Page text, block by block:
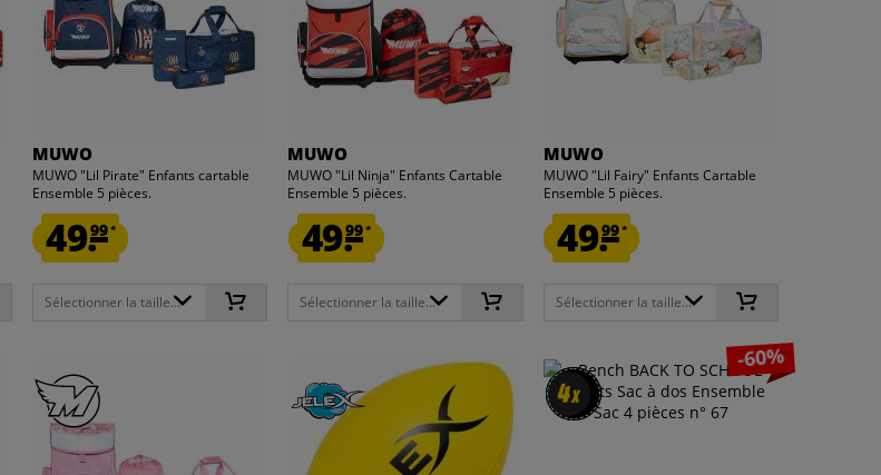
MUWO
MUWO "Lil Pirate" Enfants cartable
Ensemble 5 pièces.
49.99*
Sélectionner la taille...
MUWO
MUWO "Lil Ninja" Enfants Cartable
Ensemble 5 pièces.
49.99*
Sélectionner la taille...
MUWO
MUWO "Lil Fairy" Enfants Cartable
Ensemble 5 pièces.
49.99*
Sélectionner la taille...
4x
4x
-60%